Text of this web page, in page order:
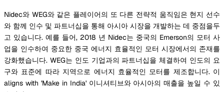
Nidec와 WEG와 같은 플레이어의 또 다른 전략적 움직임은 현지 선수
와 함께 인수 및 파트너십을 통해 아시아 시장을 개발하는 데 중점을두
고 있습니다. 예를 들어, 2018 년 Nidec는 중국의 Emerson의 모터 사
업을 인수하여 중요한 중국 에너지 효율적인 모터 시장에서의 존재를
강화했습니다. WEG는 인도 기업과의 파트너십을 체결하여 인도의 요
구와 표준에 따라 지역으로 에너지 효율적인 모터를 제조합니다. 이
aligns with 'Make in India' 이니셔티브와 아시아의 매출을 높일 수 있